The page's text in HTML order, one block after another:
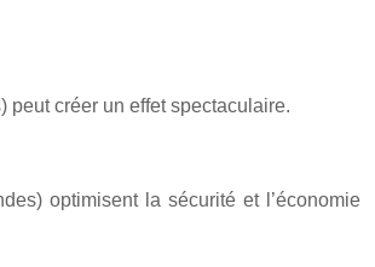
peut créer un effet spectaculaire.
optimisent la sécurité et l’économie